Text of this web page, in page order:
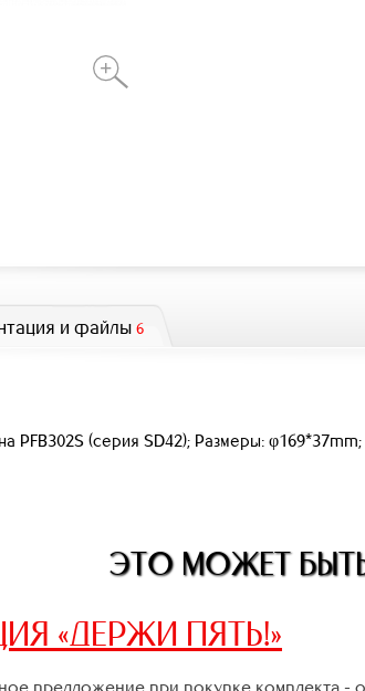
и файлы 6
PFB302S (серия SD42); Размеры:
ЭТО МОЖЕТ
«ДЕРЖИ ПЯТЬ!»
предложение при покупке комплекта -